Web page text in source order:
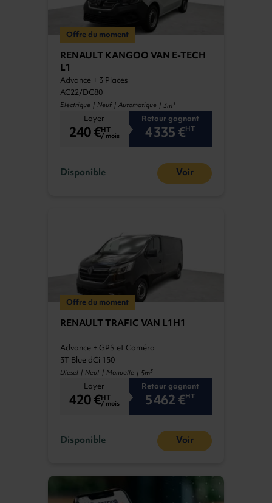
son coût mensuel avantageux en font la
solution idéale pour votre mobilité
professionnelle. Parmi les marques d'utilitaires
les plus demandées du marché, on peut citer
Renault.
Offre du moment
RENAULT KANGOO VAN E-TECH
L1
Advance + 3 Places
AC22/DC80
Electrique | Neuf | Automatique | 3m3
Loyer
240 €HT
/ mois
Retour gagnant
4 335 €HT
Disponible Voir
Offre du moment
RENAULT TRAFIC VAN L1H1
Advance + GPS et Caméra
3T Blue dCi 150
Diesel | Neuf | Manuelle | 5m3
Loyer
420 €HT
/ mois
Retour gagnant
5 462 €HT
Disponible Voir